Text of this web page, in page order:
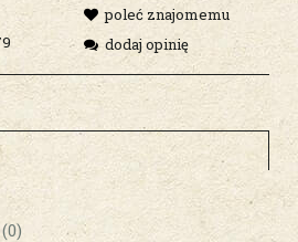
poleć znajomemu
dodaj opinię
ewentualnych kosztów